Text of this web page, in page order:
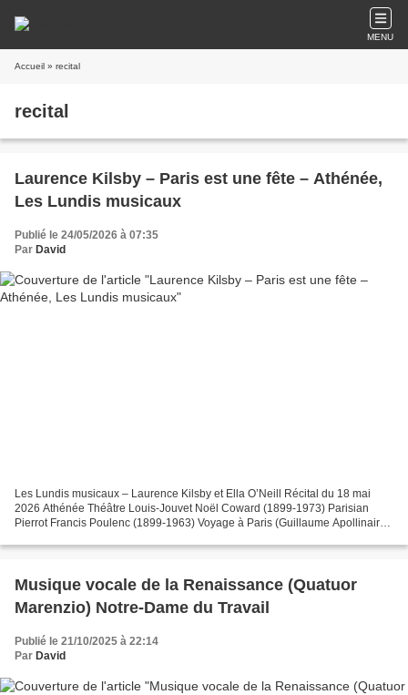
MENU
Accueil » recital
recital
Laurence Kilsby – Paris est une fête – Athénée,
Les Lundis musicaux
Publié le 24/05/2026 à 07:35
Par David
Les Lundis musicaux – Laurence Kilsby et Ella O’Neill Récital du 18 mai
2026 Athénée Théâtre Louis-Jouvet Noël Coward (1899-1973) Parisian
Pierrot Francis Poulenc (1899-1963) Voyage à Paris (Guillaume Apollinaire)
Musique vocale de la Renaissance (Quatuor
Marenzio) Notre-Dame du Travail
Publié le 21/10/2025 à 22:14
Par David